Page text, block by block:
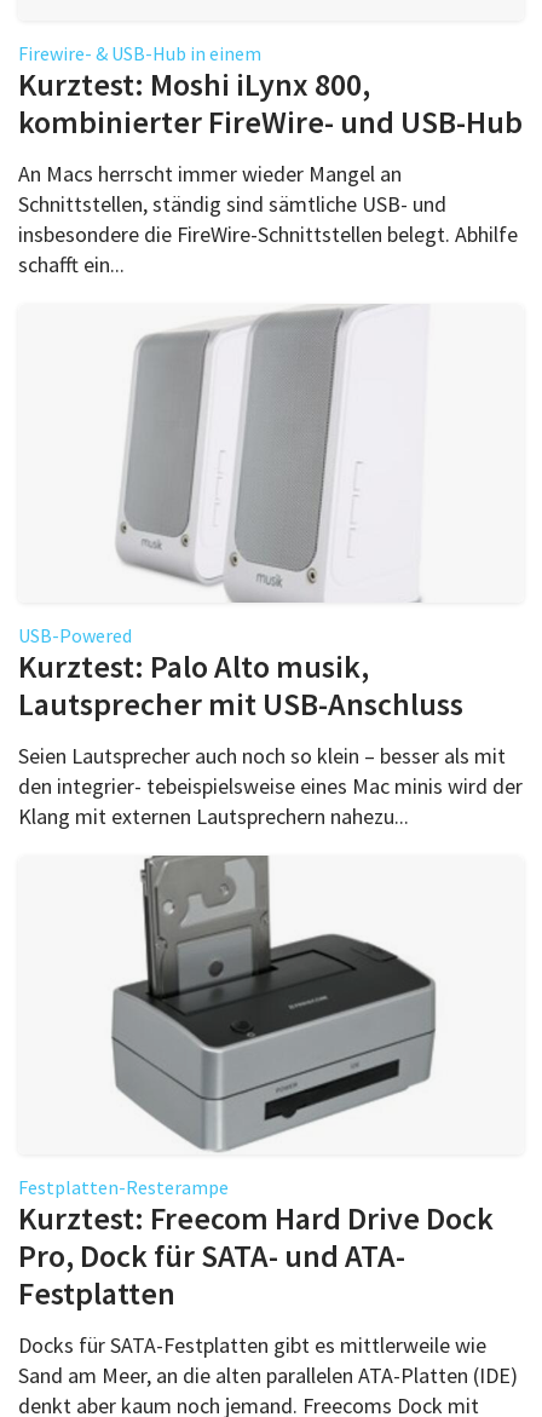
Firewire- & USB-Hub in einem
Kurztest: Moshi iLynx 800,
kombinierter FireWire- und USB-Hub
An Macs herrscht immer wieder Mangel an
Schnittstellen, ständig sind sämtliche USB- und
insbesondere die FireWire-Schnittstellen belegt. Abhilfe
schafft ein...
USB-Powered
Kurztest: Palo Alto musik,
Lautsprecher mit USB-Anschluss
Seien Lautsprecher auch noch so klein – besser als mit
den integrier- tebeispielsweise eines Mac minis wird der
Klang mit externen Lautsprechern nahezu...
Festplatten-Resterampe
Kurztest: Freecom Hard Drive Dock
Pro, Dock für SATA- und ATA-
Festplatten
Docks für SATA-Festplatten gibt es mittlerweile wie
Sand am Meer, an die alten parallelen ATA-Platten (IDE)
denkt aber kaum noch jemand. Freecoms Dock mit